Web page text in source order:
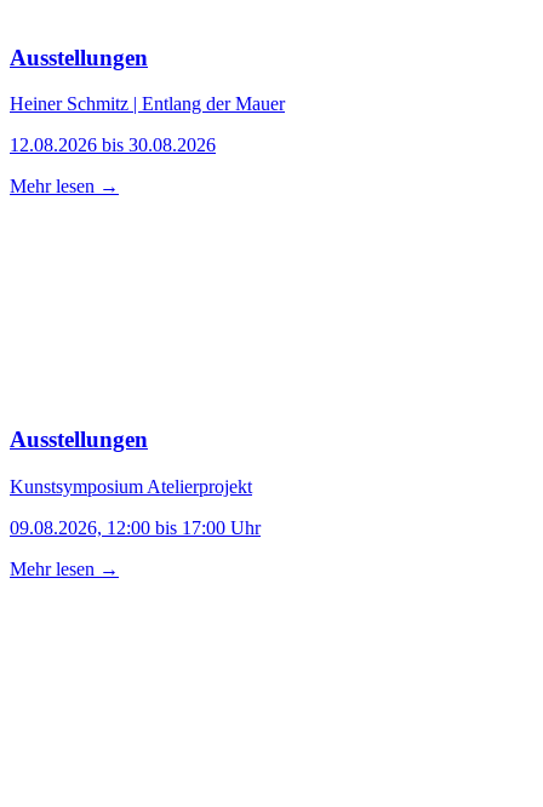
Ausstellungen
Heiner Schmitz | Entlang der Mauer
12.08.2026 bis 30.08.2026
Mehr lesen →
Ausstellungen
Kunstsymposium Atelierprojekt
09.08.2026, 12:00 bis 17:00 Uhr
Mehr lesen →